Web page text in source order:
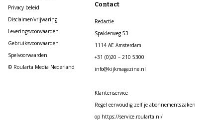
Privacy beleid
Disclaimer/vrijwaring
Leveringsvoorwaarden
Gebruiksvoorwaarden
Spelvoorwaarden
© Roularta Media Nederland
Contact
Redactie
Spaklerweg 53
1114 AE Amsterdam
+31 (0)20 – 210 5300
info@kijkmagazine.nl
Klantenservice
Regel eenvoudig zelf je abonnementszaken
op https://service.roularta.nl/